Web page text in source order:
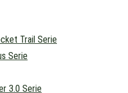
Trail Serie
Serie
3.0 Serie